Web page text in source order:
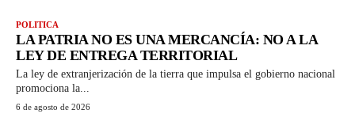
POLITICA
LA PATRIA NO ES UNA MERCANCÍA: NO A LA
LEY DE ENTREGA TERRITORIAL
La ley de extranjerización de la tierra que impulsa el gobierno nacional
promociona la...
6 de agosto de 2026